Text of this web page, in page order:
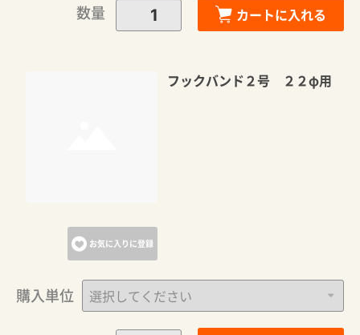
数量 カートに入れる
お気に入りに登録
フックバンド２号 ２２φ用
購入単位